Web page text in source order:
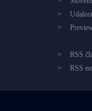
>
>
>
RSS
>
RSS